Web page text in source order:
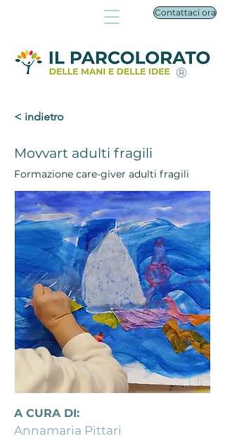
Contattaci ora
®
< indietro
Movvart adulti fragili
Formazione care-giver adulti fragili
A CURA DI:
Annamaria Pittari